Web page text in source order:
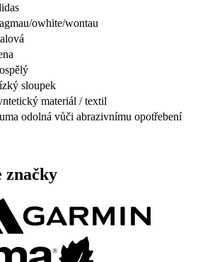
owhite/wontau
sloupek
materiál / textil
odolná vůči abrazivnímu opotřebení
značky